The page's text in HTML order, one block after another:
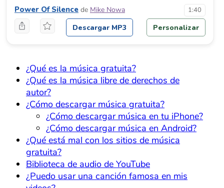
Power Of Silence de Mike Nowa 1:40
Descargar MP3 Personalizar
¿Qué es la música gratuita?
¿Qué es la música libre de derechos de
autor?
¿Cómo descargar música gratuita?
¿Cómo descargar música en tu iPhone?
¿Cómo descargar música en Android?
¿Qué está mal con los sitios de música
gratuita?
Biblioteca de audio de YouTube
¿Puedo usar una canción famosa en mis